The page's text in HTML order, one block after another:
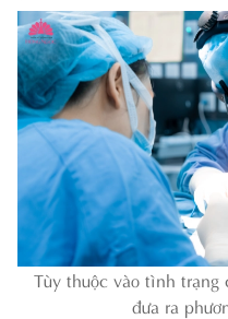
Tùy thuộc vào tình trạng
đưa ra